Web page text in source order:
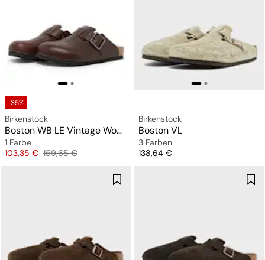
-35%
Birkenstock
Boston WB LE Vintage Wood
1 Farbe
Preis
103,35 € Originalpreis
159,65 €
Birkenstock
Boston VL
3 Farben
Preis
138,64 €